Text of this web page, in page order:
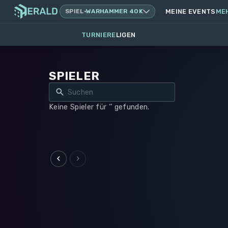
SPIEL·WARHAMMER 40K MEINE EVENTS
TURNIERELIGEN
SPIELER
Keine Spieler für ‘’ gefunden.